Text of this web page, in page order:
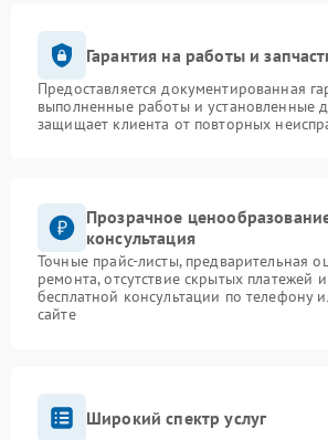
Гарантия на работы и
Предоставляется документированная
выполненные работы и установленные
защищает клиента от повторных
Прозрачное
консультация
Точные прайс-листы, предварительная
ремонта, отсутствие скрытых платежей
бесплатной консультации по телефону
сайте
Широкий спектр услуг